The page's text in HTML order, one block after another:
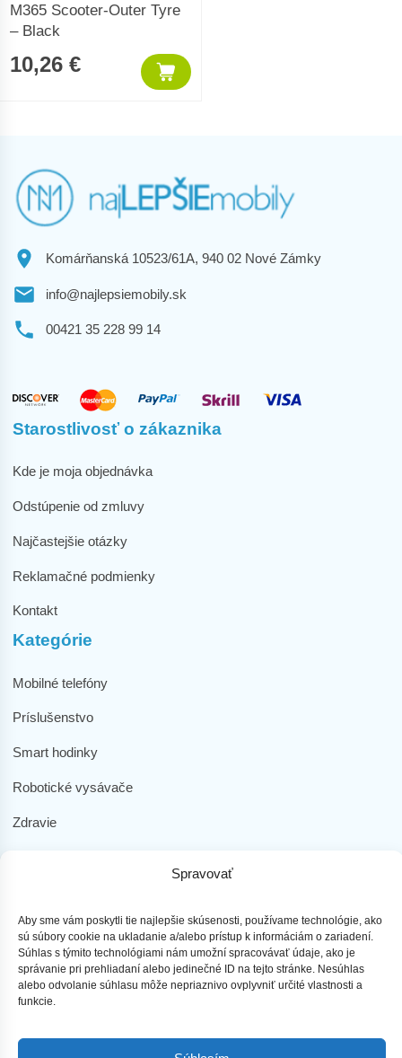
Spravovať
Aby sme vám poskytli tie najlepšie skúsenosti, používame technológie, ako
sú súbory cookie na ukladanie a/alebo prístup k informáciám o zariadení.
Súhlas s týmito technológiami nám umožní spracovávať údaje, ako je
správanie pri prehliadaní alebo jedinečné ID na tejto stránke. Nesúhlas
alebo odvolanie súhlasu môže nepriaznivo ovplyvniť určité vlastnosti a
funkcie.
M365 Scooter-Outer Tyre
– Black
10,26 €
Komárňanská 10523/61A, 940 02 Nové Zámky
info@najlepsiemobily.sk
00421 35 228 99 14
Starostlivosť o zákaznika
Kde je moja objednávka
Odstúpenie od zmluvy
Najčastejšie otázky
Reklamačné podmienky
Kontakt
Kategórie
Mobilné telefóny
Príslušenstvo
Smart hodinky
Robotické vysávače
Zdravie
Dôležité odkazy
Obchodné podmienky
Ochrana osobných údajov